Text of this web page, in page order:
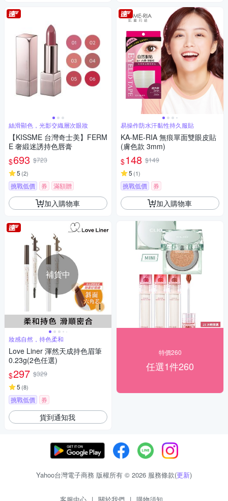
絲滑顯色，光影交織層次眼妝
【KISSME 台灣奇士美】FERM
E 奢緞迷誘持色唇膏
$693 $723
5 (2)
挑戰低價 券 滿額贈
加入購物車
補貨中
妝感自然，持色柔和
Love Liner 渾然天成持色眉筆
0.23g(2色任選)
$297 $329
5 (8)
挑戰低價 券
貨到通知我
易操作防水汗黏性持久服貼
KA-ME-RIA 無痕單面雙眼皮貼
(膚色款 3mm)
$148 $149
5 (1)
挑戰低價 券
加入購物車
特價260
任選1件260
Yahoo台灣電子商務 版權所有 © 2026 服務條款(更新)